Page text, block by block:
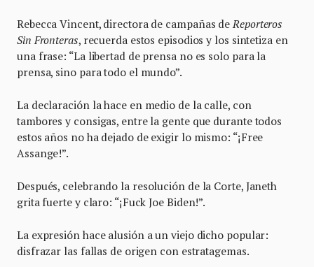
Rebecca Vincent, directora de campañas de Reporteros
Sin Fronteras, recuerda estos episodios y los sintetiza en
una frase: “La libertad de prensa no es solo para la
prensa, sino para todo el mundo”.
La declaración la hace en medio de la calle, con
tambores y consigas, entre la gente que durante todos
estos años no ha dejado de exigir lo mismo: “¡Free
Assange!”.
Después, celebrando la resolución de la Corte, Janeth
grita fuerte y claro: “¡Fuck Joe Biden!”.
La expresión hace alusión a un viejo dicho popular:
disfrazar las fallas de origen con estratagemas.